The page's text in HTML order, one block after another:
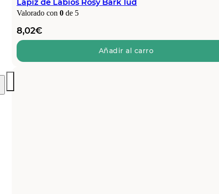
Lápiz de Labios Rosy Bark 1ud
Valorado con 0 de 5
8,02€
Añadir al carro